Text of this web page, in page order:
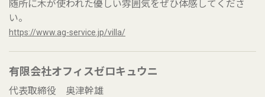
随所に木が使われた優しい雰囲気をぜひ体感してくださ
い。
https://www.ag-service.jp/villa/
有限会社オフィスゼロキュウニ
代表取締役 奥津幹雄